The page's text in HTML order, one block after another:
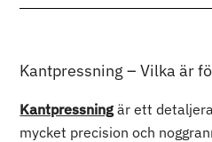
Kantpressning – Vilka är
Kantpressning är ett
mycket precision och